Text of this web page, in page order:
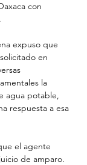
con
expuso que
en
la
agua potable,
respuesta a esa
el agente
de amparo.